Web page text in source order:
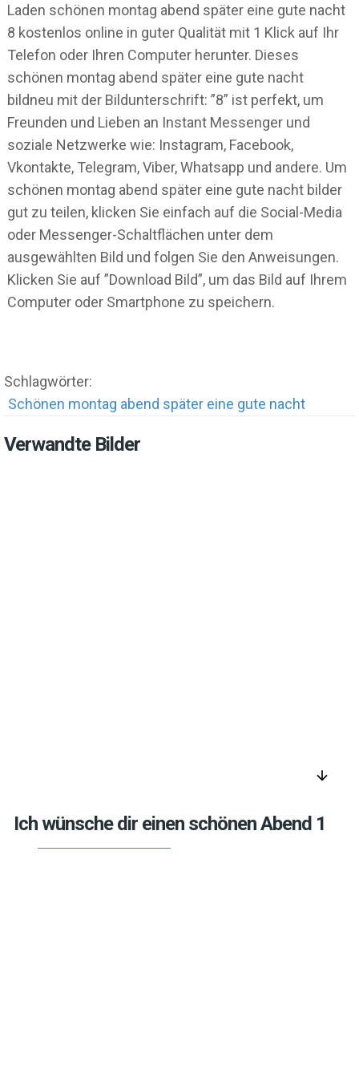
Laden schönen montag abend später eine gute nacht
8 kostenlos online in guter Qualität mit 1 Klick auf Ihr
Telefon oder Ihren Computer herunter. Dieses
schönen montag abend später eine gute nacht
bildneu mit der Bildunterschrift: ”8” ist perfekt, um
Freunden und Lieben an Instant Messenger und
soziale Netzwerke wie: Instagram, Facebook,
Vkontakte, Telegram, Viber, Whatsapp und andere. Um
schönen montag abend später eine gute nacht bilder
gut zu teilen, klicken Sie einfach auf die Social-Media
oder Messenger-Schaltflächen unter dem
ausgewählten Bild und folgen Sie den Anweisungen.
Klicken Sie auf ”Download Bild”, um das Bild auf Ihrem
Computer oder Smartphone zu speichern.
Schlagwörter:
Schönen montag abend später eine gute nacht
Verwandte Bilder
arrow_downward
Ich wünsche dir einen schönen Abend 1